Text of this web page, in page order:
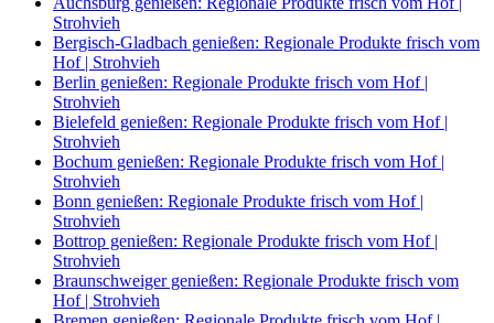
Strohvieh
Bergisch-Gladbach genießen: Regionale Produkte frisch vom
Hof | Strohvieh
Berlin genießen: Regionale Produkte frisch vom Hof |
Strohvieh
Bielefeld genießen: Regionale Produkte frisch vom Hof |
Strohvieh
Bochum genießen: Regionale Produkte frisch vom Hof |
Strohvieh
Bonn genießen: Regionale Produkte frisch vom Hof |
Strohvieh
Bottrop genießen: Regionale Produkte frisch vom Hof |
Strohvieh
Braunschweiger genießen: Regionale Produkte frisch vom
Hof | Strohvieh